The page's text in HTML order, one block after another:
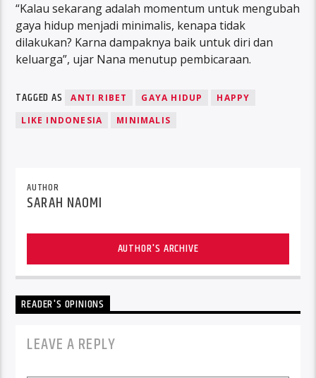
“Kalau sekarang adalah momentum untuk mengubah
gaya hidup menjadi minimalis, kenapa tidak
dilakukan? Karna dampaknya baik untuk diri dan
keluarga”, ujar Nana menutup pembicaraan.
TAGGED AS ANTI RIBET GAYA HIDUP
HAPPY
LIKE INDONESIA
MINIMALIS
AUTHOR
SARAH NAOMI
AUTHOR'S ARCHIVE
READER'S OPINIONS
LEAVE A REPLY